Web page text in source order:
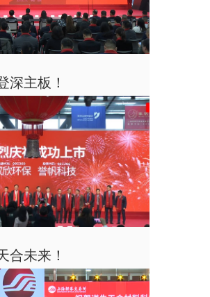
深主板！
合未来！